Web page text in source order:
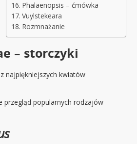
Phalaenopsis – ćmówka
Vuylstekeara
Rozmnażanie
– storczyki
najpiękniejszych kwiatów
przegląd popularnych rodzajów